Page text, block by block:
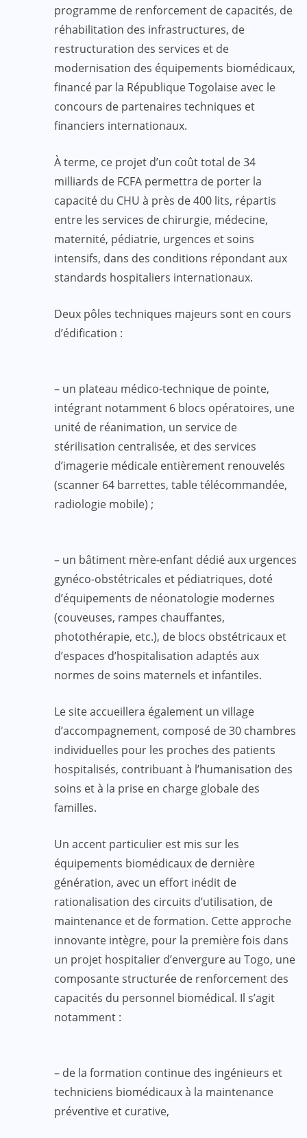
programme de renforcement de capacités, de
réhabilitation des infrastructures, de
restructuration des services et de
modernisation des équipements biomédicaux,
financé par la République Togolaise avec le
concours de partenaires techniques et
financiers internationaux.
À terme, ce projet d’un coût total de 34
milliards de FCFA permettra de porter la
capacité du CHU à près de 400 lits, répartis
entre les services de chirurgie, médecine,
maternité, pédiatrie, urgences et soins
intensifs, dans des conditions répondant aux
standards hospitaliers internationaux.
Deux pôles techniques majeurs sont en cours
d’édification :
– un plateau médico-technique de pointe,
intégrant notamment 6 blocs opératoires, une
unité de réanimation, un service de
stérilisation centralisée, et des services
d’imagerie médicale entièrement renouvelés
(scanner 64 barrettes, table télécommandée,
radiologie mobile) ;
– un bâtiment mère-enfant dédié aux urgences
gynéco-obstétricales et pédiatriques, doté
d’équipements de néonatologie modernes
(couveuses, rampes chauffantes,
photothérapie, etc.), de blocs obstétricaux et
d’espaces d’hospitalisation adaptés aux
normes de soins maternels et infantiles.
Le site accueillera également un village
d’accompagnement, composé de 30 chambres
individuelles pour les proches des patients
hospitalisés, contribuant à l’humanisation des
soins et à la prise en charge globale des
familles.
Un accent particulier est mis sur les
équipements biomédicaux de dernière
génération, avec un effort inédit de
rationalisation des circuits d’utilisation, de
maintenance et de formation. Cette approche
innovante intègre, pour la première fois dans
un projet hospitalier d’envergure au Togo, une
composante structurée de renforcement des
capacités du personnel biomédical. Il s’agit
notamment :
– de la formation continue des ingénieurs et
techniciens biomédicaux à la maintenance
préventive et curative,